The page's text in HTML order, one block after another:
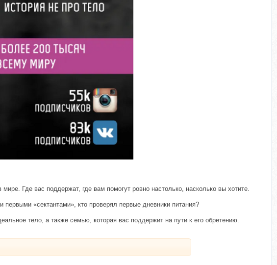
Где вас поддержат, где вам помогут ровно настолько, насколько вы хотите.
«сектантами», кто проверял первые дневники питания?
тело, а также семью, которая вас поддержит на пути к его обретению.